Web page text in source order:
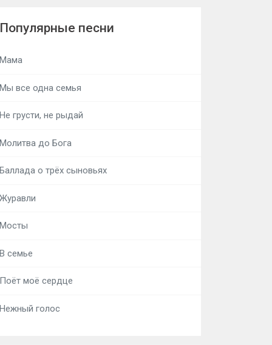
песни
все одна семья
грусти, не рыдай
до Бога
о трёх сыновьях
семье
моё сердце
голос